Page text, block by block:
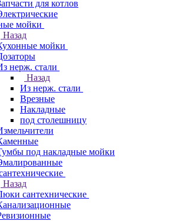
для котлов
мойки
Назад
мойки
нерж. стали
Назад
Из нерж. стали
Врезные
Накладные
под столешницу
под накладные мойки
Назад
сантехнические